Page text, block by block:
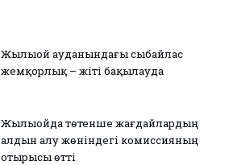
Жылыой ауданындағы сыбайлас
жемқорлық – жіті бақылауда
Жылыойда төтенше жағдайлардың
алдын алу жөніндегі комиссияның
отырысы өтті